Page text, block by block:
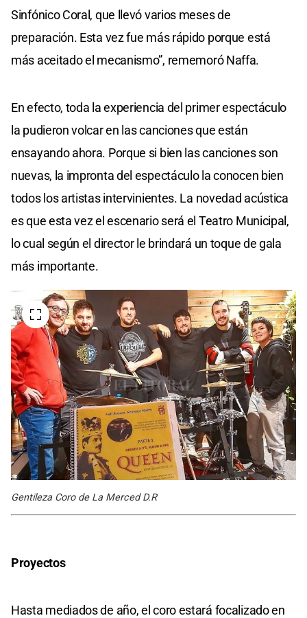
Sinfónico Coral, que llevó varios meses de
preparación. Esta vez fue más rápido porque está
más aceitado el mecanismo”, rememoró Naffa.
En efecto, toda la experiencia del primer espectáculo
la pudieron volcar en las canciones que están
ensayando ahora. Porque si bien las canciones son
nuevas, la impronta del espectáculo la conocen bien
todos los artistas intervinientes. La novedad acústica
es que esta vez el escenario será el Teatro Municipal,
lo cual según el director le brindará un toque de gala
más importante.
Gentileza Coro de La Merced D.R
Proyectos
Hasta mediados de año, el coro estará focalizado en